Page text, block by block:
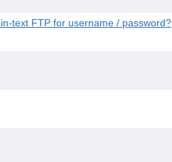
text FTP for username / password?